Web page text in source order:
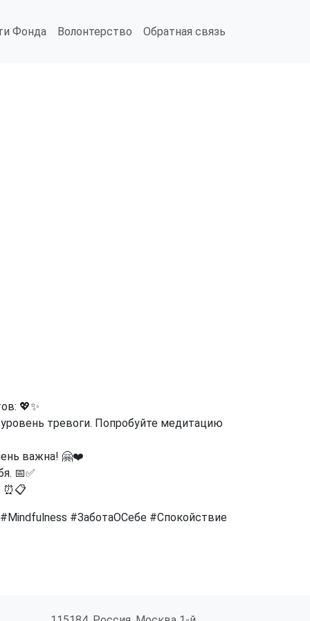
Фонда Волонтерство Обратная связь
💖✨
тревоги. Попробуйте медитацию
важна! 🤗❤️
📅✅
⏰📋
#ЗаботаОСебе #Спокойствие